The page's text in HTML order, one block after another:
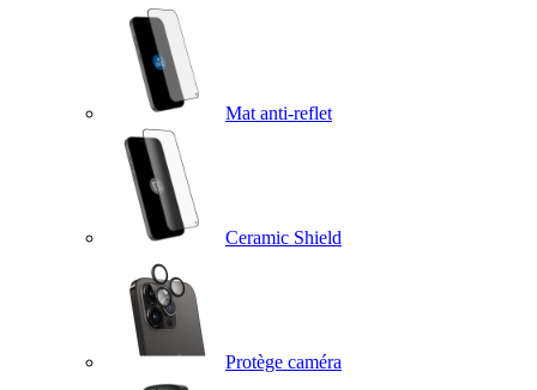
Mat anti-reflet
Ceramic Shield
Protège caméra